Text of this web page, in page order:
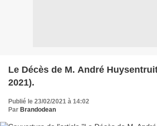
Le Décès de M. André
2021).
Publié le 23/02/2021 à 14:02
Par Brandodean